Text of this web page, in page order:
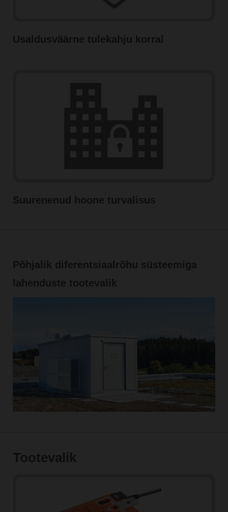
Usaldusväärne tulekahju korral
Suurenenud hoone turvalisus
Põhjalik diferentsiaalrõhu süsteemiga
lahenduste tootevalik
Tootevalik